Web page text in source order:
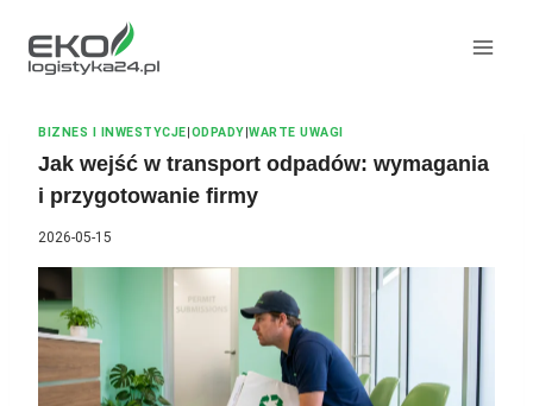
treści
BIZNES I INWESTYCJE|ODPADY|WARTE UWAGI
Jak wejść w transport odpadów: wymagania
i przygotowanie firmy
2026-05-15